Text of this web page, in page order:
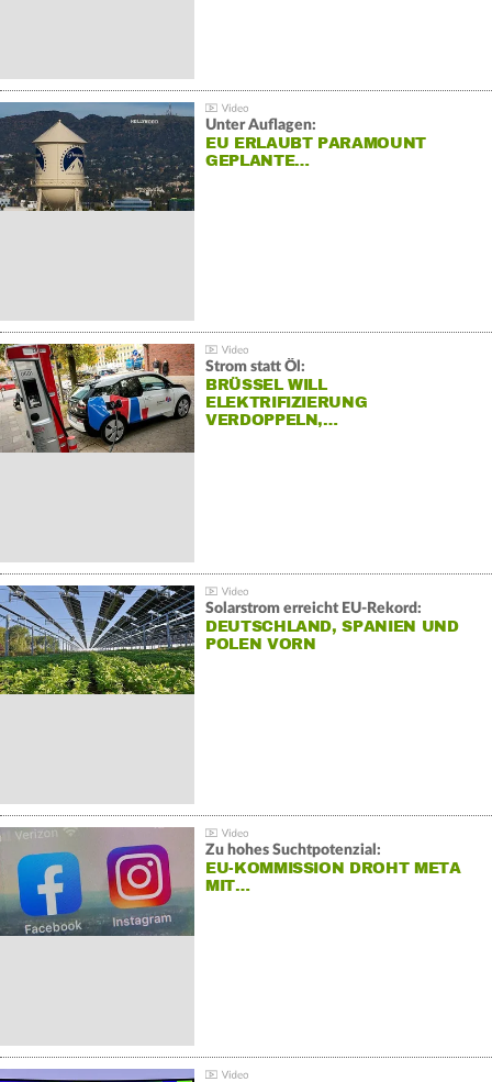
Unter Auflagen:
EU ERLAUBT PARAMOUNT
GEPLANTE…
Strom statt Öl:
BRÜSSEL WILL
ELEKTRIFIZIERUNG
VERDOPPELN,…
Solarstrom erreicht EU-Rekord:
DEUTSCHLAND, SPANIEN UND
POLEN VORN
Zu hohes Suchtpotenzial:
EU-KOMMISSION DROHT META
MIT…